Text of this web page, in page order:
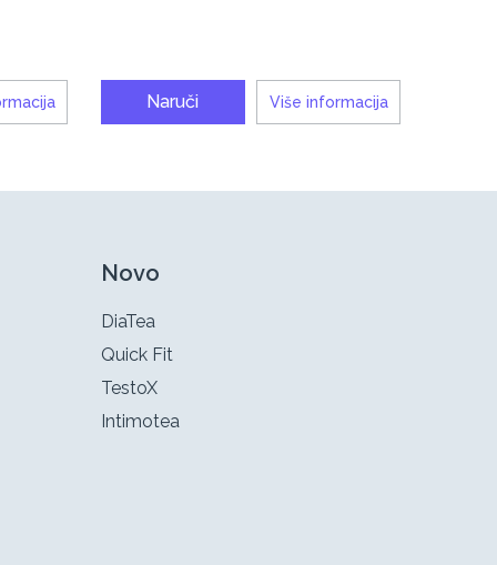
Naruči Više informacija
Novo
DiaTea
Quick Fit
TestoX
Intimotea